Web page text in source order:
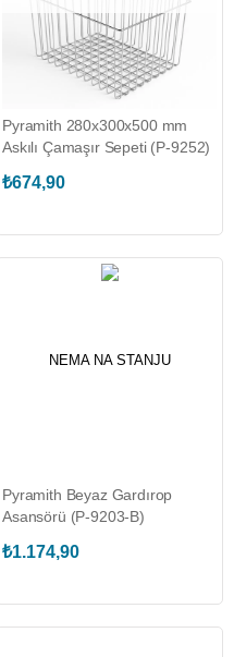
Pyramith 280x300x500 mm
Askılı Çamaşır Sepeti (P-9252)
₺674,90
NEMA NA STANJU
Pyramith Beyaz Gardırop
Asansörü (P-9203-B)
₺1.174,90